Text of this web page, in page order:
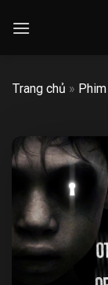
Trang chủ » Phim